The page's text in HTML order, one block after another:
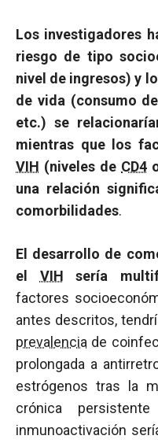
Los investigadores
riesgo de tipo
nivel de ingresos) y
de vida (consumo
etc.) se
mientras que los
VIH (niveles de CD4
una relación
comorbilidades.
El desarrollo de
el VIH sería
factores
antes descritos,
prevalencia de
prolongada a
estrógenos tras la
crónica
inmunoactivación